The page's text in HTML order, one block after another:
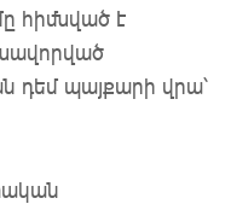
հիմնված է
դեմ պայքարի վրա՝